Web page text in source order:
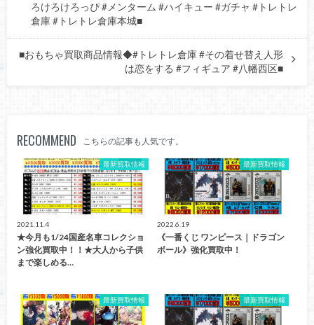
ろけろけろっぴ #メンターム #ハイキュー #ガチャ #トレトレ
倉庫 #トレトレ倉庫本城■
■おもちゃ買取商品情報◆#トレトレ倉庫 #その着せ替え人形
は恋をする #フィギュア #八幡西区■
RECOMMEND こちらの記事も人気です。
最新買取情報
2021.11.4
★今月も1/24国産名車コレクショ
ン強化買取中！！★大人から子供
まで楽しめる…
最新買取情報
2022.6.19
《一番くじ ワンピース｜ドラゴン
ボール》強化買取中！
最新買取情報 最新買取情報